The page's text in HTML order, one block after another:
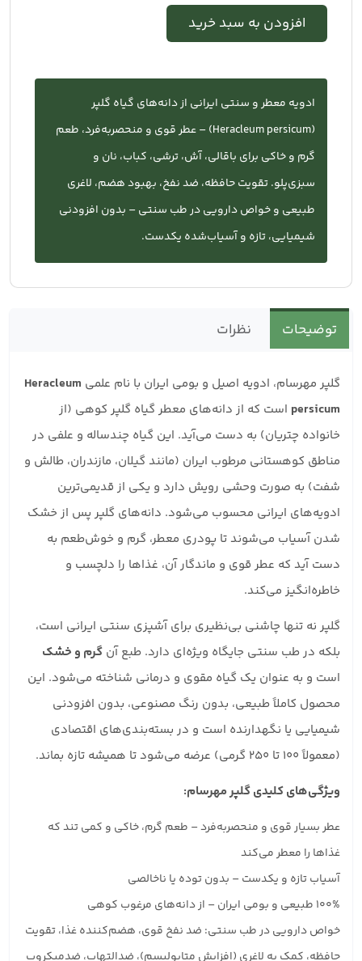
تومان150.000
افزودن به سبد خرید
ادویه معطر و سنتی ایرانی از دانه‌های گیاه گلپر
(Heracleum persicum) – عطر قوی و منحصربه‌فرد، طعم
گرم و خاکی برای باقالی، آش، ترشی، کباب، نان و
سبزی‌پلو. تقویت حافظه، ضد نفخ، بهبود هضم، لاغری
طبیعی و خواص دارویی در طب سنتی – بدون افزودنی
شیمیایی، تازه و آسیاب‌شده یکدست.
توضیحات نظرات
گلپر مهرسام، ادویه اصیل و بومی ایران با نام علمی Heracleum
persicum است که از دانه‌های معطر گیاه گلپر کوهی (از
خانواده چتریان) به دست می‌آید. این گیاه چندساله و علفی در
مناطق کوهستانی مرطوب ایران (مانند گیلان، مازندران، طالش و
شفت) به صورت وحشی رویش دارد و یکی از قدیمی‌ترین
ادویه‌های ایرانی محسوب می‌شود. دانه‌های گلپر پس از خشک
شدن آسیاب می‌شوند تا پودری معطر، گرم و خوش‌طعم به
دست آید که عطر قوی و ماندگار آن، غذاها را دلچسب و
خاطره‌انگیز می‌کند.
گلپر نه تنها چاشنی بی‌نظیری برای آشپزی سنتی ایرانی است،
بلکه در طب سنتی جایگاه ویژه‌ای دارد. طبع آن گرم و خشک
است و به عنوان یک گیاه مقوی و درمانی شناخته می‌شود. این
محصول کاملاً طبیعی، بدون رنگ مصنوعی، بدون افزودنی
شیمیایی یا نگهدارنده است و در بسته‌بندی‌های اقتصادی
(معمولاً ۱۰۰ تا ۲۵۰ گرمی) عرضه می‌شود تا همیشه تازه بماند.
ویژگی‌های کلیدی گلپر مهرسام:
عطر بسیار قوی و منحصربه‌فرد – طعم گرم، خاکی و کمی تند که
غذاها را معطر می‌کند
آسیاب تازه و یکدست – بدون توده یا ناخالصی
۱۰۰% طبیعی و بومی ایران – از دانه‌های مرغوب کوهی
خواص دارویی در طب سنتی: ضد نفخ قوی، هضم‌کننده غذا، تقویت
حافظه، کمک به لاغری (افزایش متابولیسم)، ضدالتهاب، ضدمیکروب